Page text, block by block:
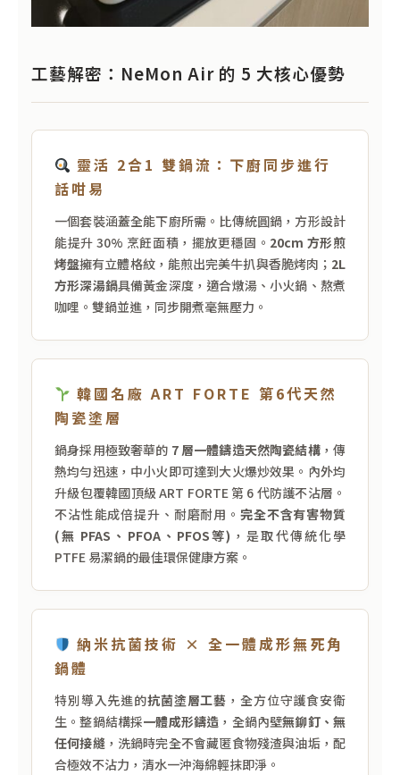
工藝解密：NeMon Air 的 5 大核心優勢
靈活 2合1 雙鍋流：下廚同步進行
話咁易
一個套裝涵蓋全能下廚所需。比傳統圓鍋，方形設計
能提升 30% 烹飪面積，擺放更穩固。 20cm 方形煎
烤盤擁有立體格紋，能煎出完美牛扒與香脆烤肉； 2L
方形深湯鍋具備黃金深度，適合燉湯、小火鍋、熬煮
咖哩。雙鍋並進，同步開煮毫無壓力。
韓國名廠 ART FORTE 第6代天然
陶瓷塗層
鍋身採用極致奢華的 7 層一體鑄造天然陶瓷結構，傳
熱均勻迅速，中小火即可達到大火爆炒效果。內外均
升級包覆韓國頂級 ART FORTE 第 6 代防護不沾層。
不沾性能成倍提升、耐磨耐用。 完全不含有害物質
(無 PFAS、PFOA、PFOS等) ，是取代傳統化學
PTFE 易潔鍋的最佳環保健康方案。
納米抗菌技術 × 全一體成形無死角
鍋體
特別導入先進的抗菌塗層工藝 ，全方位守護食安衛
生。整鍋結構採一體成形鑄造 ，全鍋內壁無鉚釘、無
任何接縫，洗鍋時完全不會藏匿食物殘渣與油垢，配
合極效不沾力，清水一沖海綿輕抹即淨。